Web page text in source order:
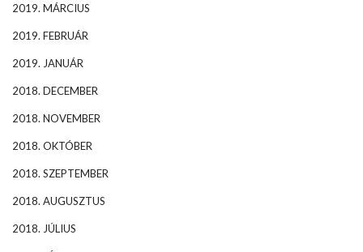
2019. MÁRCIUS
2019. FEBRUÁR
2019. JANUÁR
2018. DECEMBER
2018. NOVEMBER
2018. OKTÓBER
2018. SZEPTEMBER
2018. AUGUSZTUS
2018. JÚLIUS